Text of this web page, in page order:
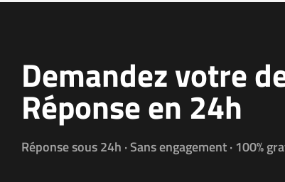
Demandez votre
Réponse en 24h
Réponse sous 24h · Sans engagement · 100%